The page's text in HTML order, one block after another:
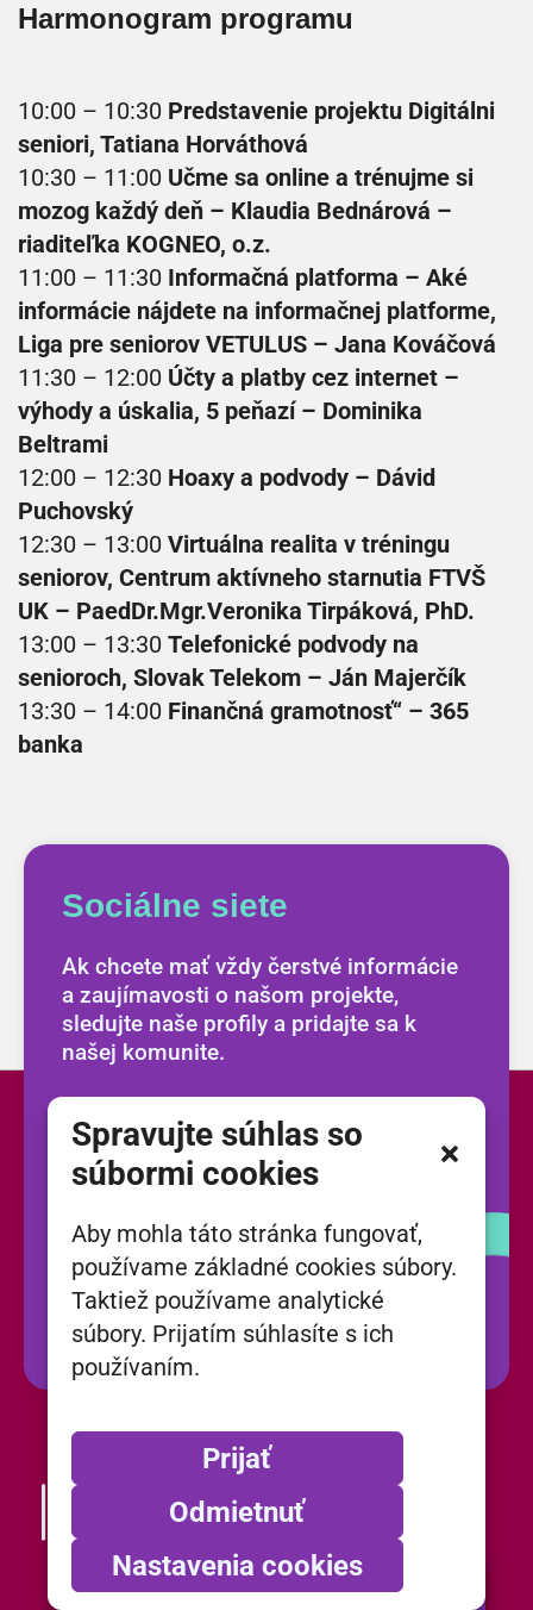
Spravujte súhlas so
súbormi cookies
Aby mohla táto stránka fungovať,
používame základné cookies súbory.
Taktiež používame analytické
súbory. Prijatím súhlasíte s ich
používaním.
Prijať
Odmietnuť
Nastavenia cookies
Harmonogram programu
10:00 – 10:30 Predstavenie projektu Digitálni
seniori, Tatiana Horváthová
10:30 – 11:00 Učme sa online a trénujme si
mozog každý deň​ – Klaudia Bednárová –
riaditeľka KOGNEO, o.z.
11:00 – 11:30 Informačná platforma – Aké
informácie nájdete na informačnej platforme,
Liga pre seniorov VETULUS – Jana Kováčová
11:30 – 12:00 Účty a platby cez internet –
výhody a úskalia, 5 peňazí – Dominika
Beltrami
12:00 – 12:30 Hoaxy a podvody – Dávid
Puchovský
12:30 – 13:00 Virtuálna realita v tréningu
seniorov, Centrum aktívneho starnutia FTVŠ
UK – PaedDr.Mgr.Veronika Tirpáková, PhD.
13:00 – 13:30 Telefonické podvody na
senioroch, Slovak Telekom – Ján Majerčík
13:30 – 14:00 Finančná gramotnosť“ – 365
banka
Sociálne siete
Ak chcete mať vždy čerstvé informácie
a zaujímavosti o našom projekte,
sledujte naše profily a pridajte sa k
našej komunite.
Instagram
Facebook
YouTube
Spravujte súhlas so súbormi cookies